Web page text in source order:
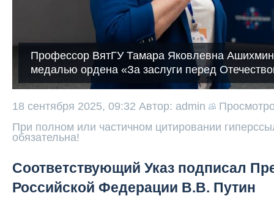
Профессор ВятГУ Тамара Яковлевна
медалью ордена «За заслуги перед
18 сентября 2025, 09:32 Автор: admin
При полном или частичном цитировании
обязательна!
Соответствующий Указ подписал
Российской Федерации В.В. Путин